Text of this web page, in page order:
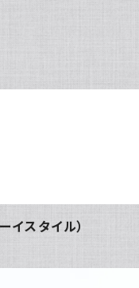
スタイル）